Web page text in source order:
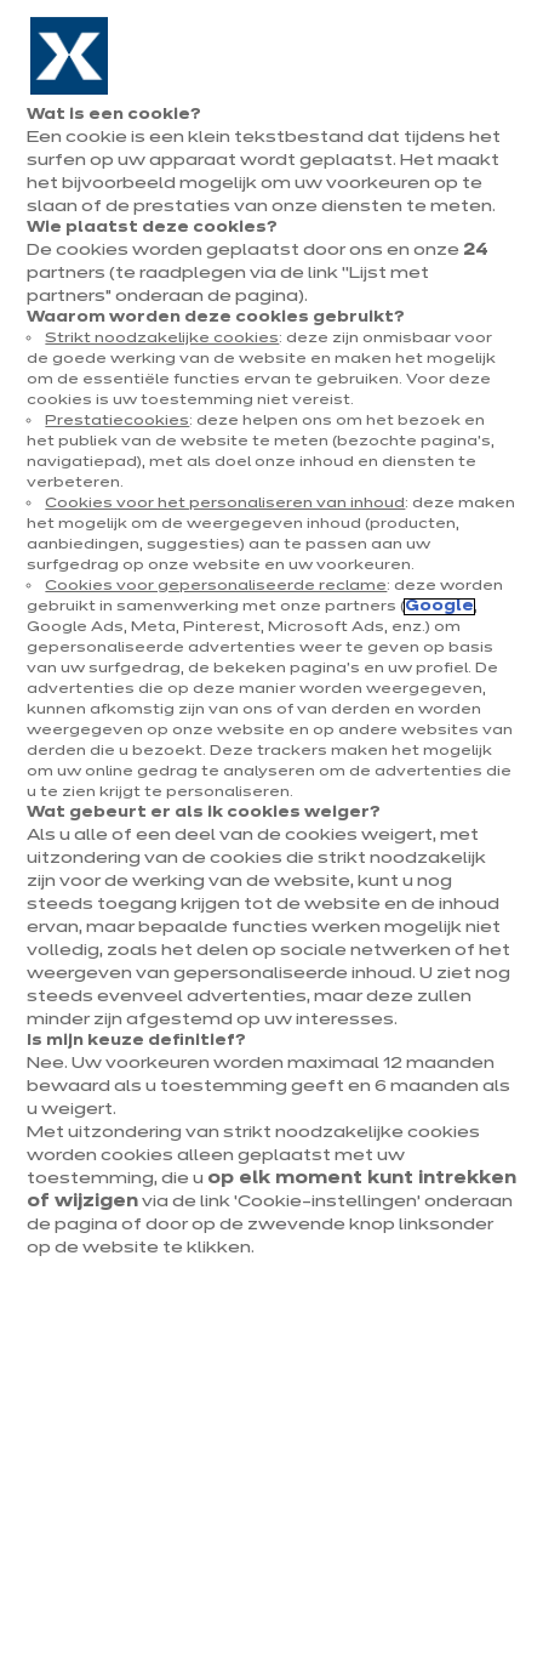
Naar de navigatie gaan
Naar de hoofdinhoud gaan
Menu
openen
winkels
Afspraak
maken
Keukeninrichting
20 resultaten
KEUKENINRICHTING
Je keuken goed organiseren, betekent
dat je er optimaal van kan genieten
KEUKENINRICHTING
Je keuken inrichten: 3 fouten die je
absoluut moet vermijden
Wat is een cookie?
Een cookie is een klein tekstbestand dat tijdens het
surfen op uw apparaat wordt geplaatst. Het maakt
het bijvoorbeeld mogelijk om uw voorkeuren op te
slaan of de prestaties van onze diensten te meten.
Wie plaatst deze cookies?
De cookies worden geplaatst door ons en onze 24
partners (te raadplegen via de link “Lijst met
partners” onderaan de pagina).
Waarom worden deze cookies gebruikt?
Strikt noodzakelijke cookies: deze zijn onmisbaar voor
de goede werking van de website en maken het mogelijk
om de essentiële functies ervan te gebruiken. Voor deze
cookies is uw toestemming niet vereist.
Prestatiecookies: deze helpen ons om het bezoek en
het publiek van de website te meten (bezochte pagina's,
navigatiepad), met als doel onze inhoud en diensten te
verbeteren.
Cookies voor het personaliseren van inhoud : deze maken
het mogelijk om de weergegeven inhoud (producten,
aanbiedingen, suggesties) aan te passen aan uw
surfgedrag op onze website en uw voorkeuren.
Cookies voor gepersonaliseerde reclame: deze worden
gebruikt in samenwerking met onze partners (Google,
Google Ads, Meta, Pinterest, Microsoft Ads, enz.) om
gepersonaliseerde advertenties weer te geven op basis
van uw surfgedrag, de bekeken pagina's en uw profiel. De
advertenties die op deze manier worden weergegeven,
kunnen afkomstig zijn van ons of van derden en worden
weergegeven op onze website en op andere websites van
derden die u bezoekt. Deze trackers maken het mogelijk
om uw online gedrag te analyseren om de advertenties die
u te zien krijgt te personaliseren.
Wat gebeurt er als ik cookies weiger?
Als u alle of een deel van de cookies weigert, met
uitzondering van de cookies die strikt noodzakelijk
zijn voor de werking van de website, kunt u nog
steeds toegang krijgen tot de website en de inhoud
ervan, maar bepaalde functies werken mogelijk niet
volledig, zoals het delen op sociale netwerken of het
weergeven van gepersonaliseerde inhoud. U ziet nog
steeds evenveel advertenties, maar deze zullen
minder zijn afgestemd op uw interesses.
Is mijn keuze definitief?
Nee. Uw voorkeuren worden maximaal 12 maanden
bewaard als u toestemming geeft en 6 maanden als
u weigert.
Met uitzondering van strikt noodzakelijke cookies
worden cookies alleen geplaatst met uw
toestemming, die u op elk moment kunt intrekken
of wijzigen via de link ‘Cookie-instellingen’ onderaan
de pagina of door op de zwevende knop linksonder
op de website te klikken.